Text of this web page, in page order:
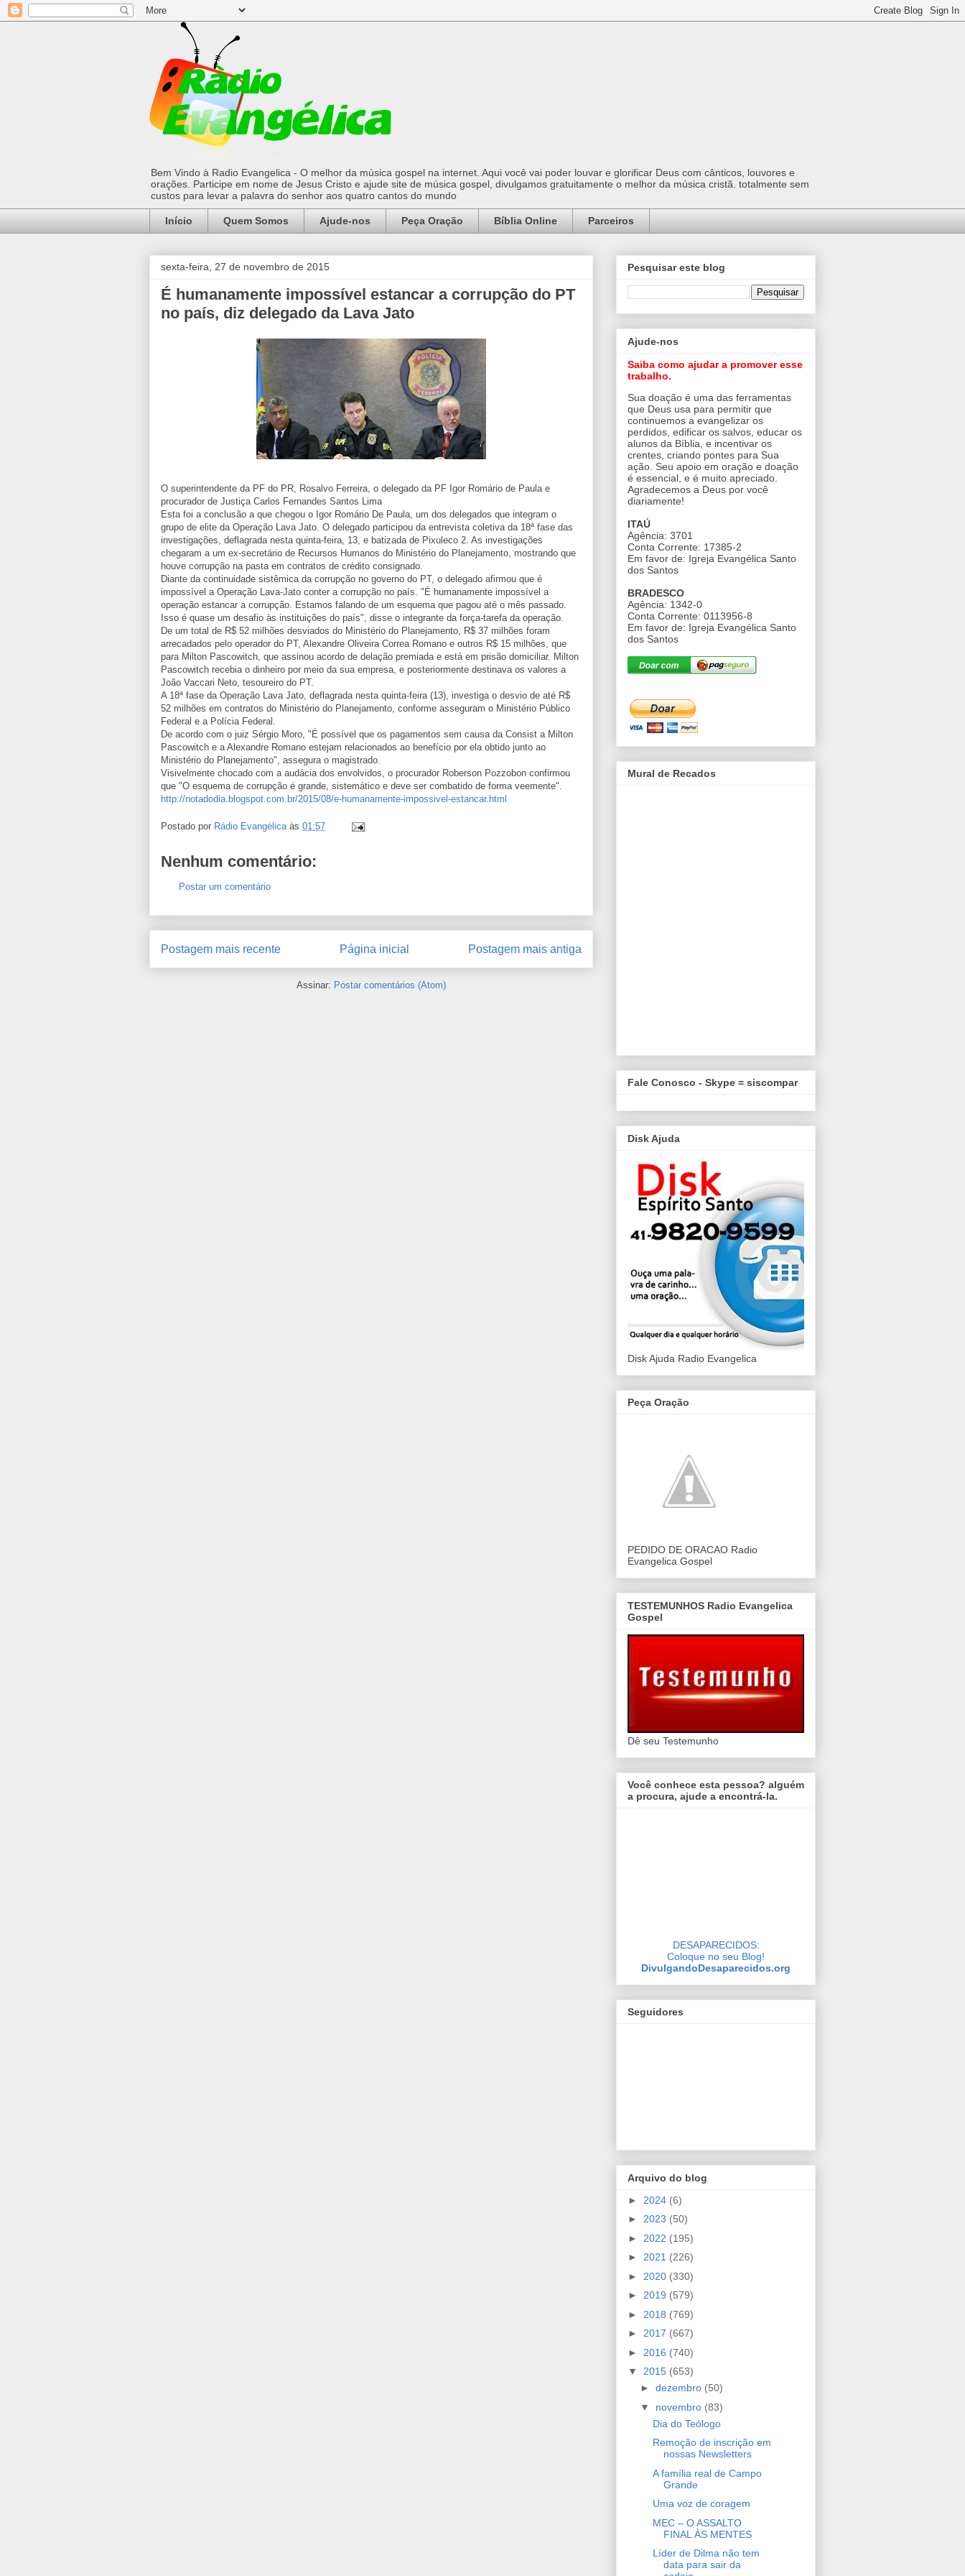
Bem Vindo à Radio Evangelica - O melhor da música gospel na internet. Aqui você vai poder louvar e glorificar Deus com cânticos, louvores e
orações. Participe em nome de Jesus Cristo e ajude site de música gospel, divulgamos gratuitamente o melhor da música cristã. totalmente sem
custos para levar a palavra do senhor aos quatro cantos do mundo
Início Quem Somos Ajude-nos Peça Oração Bíblia Online Parceiros
sexta-feira, 27 de novembro de 2015
É humanamente impossível estancar a corrupção do PT
no país, diz delegado da Lava Jato
O superintendente da PF do PR, Rosalvo Ferreira, o delegado da PF Igor Romário de Paula e
procurador de Justiça Carlos Fernandes Santos Lima
Esta foi a conclusão a que chegou o Igor Romário De Paula, um dos delegados que integram o
grupo de elite da Operação Lava Jato. O delegado participou da entrevista coletiva da 18ª fase das
investigações, deflagrada nesta quinta-feira, 13, e batizada de Pixuleco 2. As investigações
chegaram a um ex-secretário de Recursos Humanos do Ministério do Planejamento, mostrando que
houve corrupção na pasta em contratos de crédito consignado.
Diante da continuidade sistêmica da corrupção no governo do PT, o delegado afirmou que é
impossível a Operação Lava-Jato conter a corrupção no país. "É humanamente impossível a
operação estancar a corrupção. Estamos falando de um esquema que pagou até o mês passado.
Isso é quase um desafio às instituições do país", disse o integrante da força-tarefa da operação.
De um total de R$ 52 milhões desviados do Ministério do Planejamento, R$ 37 milhões foram
arrecadados pelo operador do PT, Alexandre Oliveira Correa Romano e outros R$ 15 milhões, que
para Milton Pascowitch, que assinou acordo de delação premiada e está em prisão domiciliar. Milton
Pascowitch recebia o dinheiro por meio da sua empresa, e posteriormente destinava os valores a
João Vaccari Neto, tesoureiro do PT.
A 18ª fase da Operação Lava Jato, deflagrada nesta quinta-feira (13), investiga o desvio de até R$
52 milhões em contratos do Ministério do Planejamento, conforme asseguram o Ministério Público
Federal e a Polícia Federal.
De acordo com o juiz Sérgio Moro, "É possível que os pagamentos sem causa da Consist a Milton
Pascowitch e a Alexandre Romano estejam relacionados ao benefício por ela obtido junto ao
Ministério do Planejamento", assegura o magistrado.
Visivelmente chocado com a audácia dos envolvidos, o procurador Roberson Pozzobon confirmou
que "O esquema de corrupção é grande, sistemático e deve ser combatido de forma veemente".
http://notadodia.blogspot.com.br/2015/08/e-humanamente-impossivel-estancar.html
Postado por Rádio Evangélica às 01:57
Nenhum comentário:
Postar um comentário
Postagem mais recente Postagem mais antiga
Página inicial
Assinar: Postar comentários (Atom)
Pesquisar este blog
Ajude-nos
Saiba como ajudar a promover esse
trabalho.
Sua doação é uma das ferramentas
que Deus usa para permitir que
continuemos a evangelizar os
perdidos, edificar os salvos, educar os
alunos da Bíblia, e incentivar os
crentes, criando pontes para Sua
ação. Seu apoio em oração e doação
é essencial, e é muito apreciado.
Agradecemos a Deus por você
diariamente!
ITAÚ
Agência: 3701
Conta Corrente: 17385-2
Em favor de: Igreja Evangélica Santo
dos Santos
BRADESCO
Agência: 1342-0
Conta Corrente: 0113956-8
Em favor de: Igreja Evangélica Santo
dos Santos
Mural de Recados
Fale Conosco - Skype = siscompar
Disk Ajuda
Disk Ajuda Radio Evangelica
Peça Oração
PEDIDO DE ORACAO Radio
Evangelica Gospel
TESTEMUNHOS Radio Evangelica
Gospel
Dê seu Testemunho
Você conhece esta pessoa? alguém
a procura, ajude a encontrá-la.
DESAPARECIDOS:
Coloque no seu Blog!
DivulgandoDesaparecidos.org
Seguidores
Arquivo do blog
► 2024 (6)
► 2023 (50)
► 2022 (195)
► 2021 (226)
► 2020 (330)
► 2019 (579)
► 2018 (769)
► 2017 (667)
► 2016 (740)
▼ 2015 (653)
► dezembro (50)
▼ novembro (83)
Dia do Teólogo
Remoção de inscrição em
nossas Newsletters
A família real de Campo
Grande
Uma voz de coragem
MEC – O ASSALTO
FINAL ÀS MENTES
Líder de Dilma não tem
data para sair da